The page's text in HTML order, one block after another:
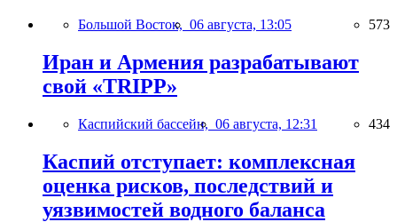
Большой Восток, 06 августа, 13:05 573
Иран и Армения разрабатывают
свой «TRIPP»
Каспийский бассейн, 06 августа, 12:31 434
Каспий отступает: комплексная
оценка рисков, последствий и
уязвимостей водного баланса